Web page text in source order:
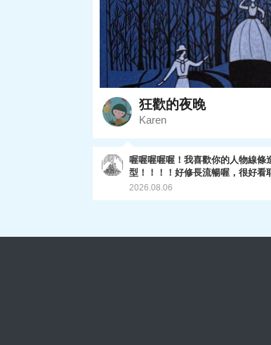
狂歡的夜晚
Karen
喔喔喔喔喔！我喜歡你的人物線條
型！！！！好修長流暢喔，很好看
人的影子線條也處理的滑順，線條
了，因為他們現在業務專推plus,
全部上架完成），和最新的一系列
（還在陸續產出中😅） 你有興趣的
2026.08.06